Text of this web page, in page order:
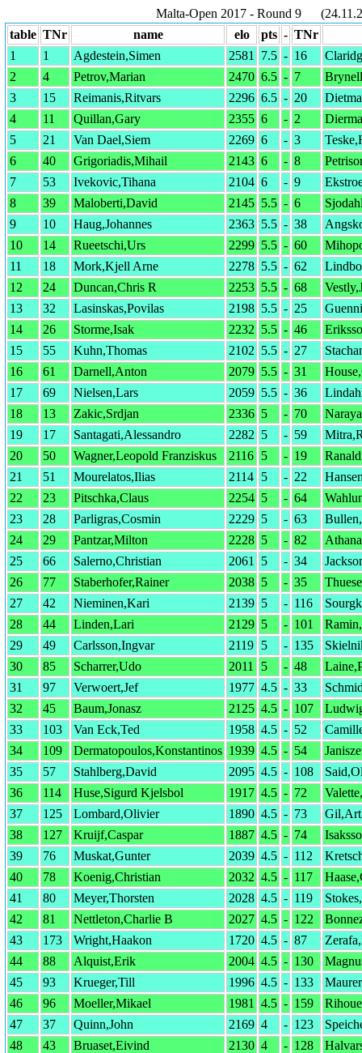
Malta-Open 2017 - Round 9
table TNr name elo pts - TNr
1
1 Agdestein,Simen 2581 7.5 - 16
2
4 Petrov,Marian 2470 6.5 - 7
3
15 Reimanis,Ritvars 2296 6.5 - 20
4
11 Quillan,Gary 2355 6 - 2
5
21 Van Dael,Siem 2269 6 - 3
6
40 Grigoriadis,Mihail 2143 6 - 8
7
53 Ivekovic,Tihana 2104 6 - 9
8
39 Maloberti,David 2145 5.5 - 6
9
10 Haug,Johannes 2363 5.5 - 38
10
14 Rueetschi,Urs 2299 5.5 - 60
11
18 Mork,Kjell Arne 2278 5.5 - 62
12
24 Duncan,Chris R 2253 5.5 - 68
13
32 Lasinskas,Povilas 2198 5.5 - 25
14
26 Storme,Isak 2232 5.5 - 46
15
55 Kuhn,Thomas 2102 5.5 - 27
16
61 Darnell,Anton 2079 5.5 - 31
17
69 Nielsen,Lars 2059 5.5 - 36
18
13 Zakic,Srdjan 2336 5 - 70
19
17 Santagati,Alessandro 2282 5 - 59
20
50 Wagner,Leopold Franziskus 2116 5 - 19
21
51 Mourelatos,Ilias 2114 5 - 22
22
23 Pitschka,Claus 2254 5 - 64
23
28 Parligras,Cosmin 2229 5 - 63
24
29 Pantzar,Milton 2228 5 - 82
25
66 Salerno,Christian 2061 5 - 34
26
77 Staberhofer,Rainer 2038 5 - 35
27
42 Nieminen,Kari 2139 5 - 116
28
44 Linden,Lari 2129 5 - 101
29
49 Carlsson,Ingvar 2119 5 - 135
30
85 Scharrer,Udo 2011 5 - 48
31
97 Verwoert,Jef 1977 4.5 - 33
32
45 Baum,Jonasz 2125 4.5 - 107
33
103 Van Eck,Ted 1958 4.5 - 52
34
109 Dermatopoulos,Konstantinos 1939 4.5 - 54
35
57 Stahlberg,David 2095 4.5 - 108
36
114 Huse,Sigurd Kjelsbol 1917 4.5 - 72
37
125 Lombard,Olivier 1890 4.5 - 73
38
127 Kruijf,Caspar 1887 4.5 - 74
39
76 Muskat,Gunter 2039 4.5 - 112
40
78 Koenig,Christian 2032 4.5 - 117
41
80 Meyer,Thorsten 2028 4.5 - 119
42
81 Nettleton,Charlie B 2027 4.5 - 122
43
173 Wright,Haakon 1720 4.5 - 87
44
88 Alquist,Erik 2004 4.5 - 130
45
93 Krueger,Till 1996 4.5 - 133
46
96 Moeller,Mikael 1981 4.5 - 159
47
37 Quinn,John 2169 4 - 123
48
43 Bruaset,Eivind 2130 4 - 128